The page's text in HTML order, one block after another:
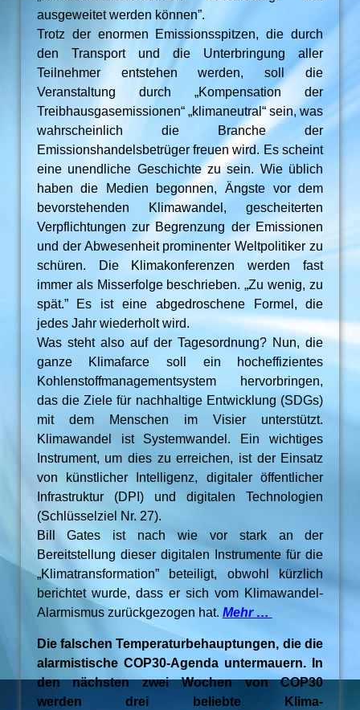
ausgeweitet werden können”.
Trotz der enormen Emissionsspitzen, die durch
den Transport und die Unterbringung aller
Teilnehmer entstehen werden, soll die
Veranstaltung durch „Kompensation der
Treibhausgasemissionen“ „klimaneutral“ sein, was
wahrscheinlich die Branche der
Emissionshandelsbetrüger freuen wird. Es scheint
eine unendliche Geschichte zu sein. Wie üblich
haben die Medien begonnen, Ängste vor dem
bevorstehenden Klimawandel, gescheiterten
Verpflichtungen zur Begrenzung der Emissionen
und der Abwesenheit prominenter Weltpolitiker zu
schüren. Die Klimakonferenzen werden fast
immer als Misserfolge beschrieben. „Zu wenig, zu
spät.” Es ist eine abgedroschene Formel, die
jedes Jahr wiederholt wird.
Was steht also auf der Tagesordnung? Nun, die
ganze Klimafarce soll ein hocheffizientes
Kohlenstoffmanagementsystem hervorbringen,
das die Ziele für nachhaltige Entwicklung (SDGs)
mit dem Menschen im Visier unterstützt.
Klimawandel ist Systemwandel. Ein wichtiges
Instrument, um dies zu erreichen, ist der Einsatz
von künstlicher Intelligenz, digitaler öffentlicher
Infrastruktur (DPI) und digitalen Technologien
(Schlüsselziel Nr. 27).
Bill Gates ist nach wie vor stark an der
Bereitstellung dieser digitalen Instrumente für die
„Klimatransformation” beteiligt, obwohl kürzlich
berichtet wurde, dass er sich vom Klimawandel-
Alarmismus zurückgezogen hat. Mehr …
Die falschen Temperaturbehauptungen, die die
alarmistische COP30-Agenda untermauern. In
den nächsten zwei Wochen von COP30
werden drei beliebte Klima-